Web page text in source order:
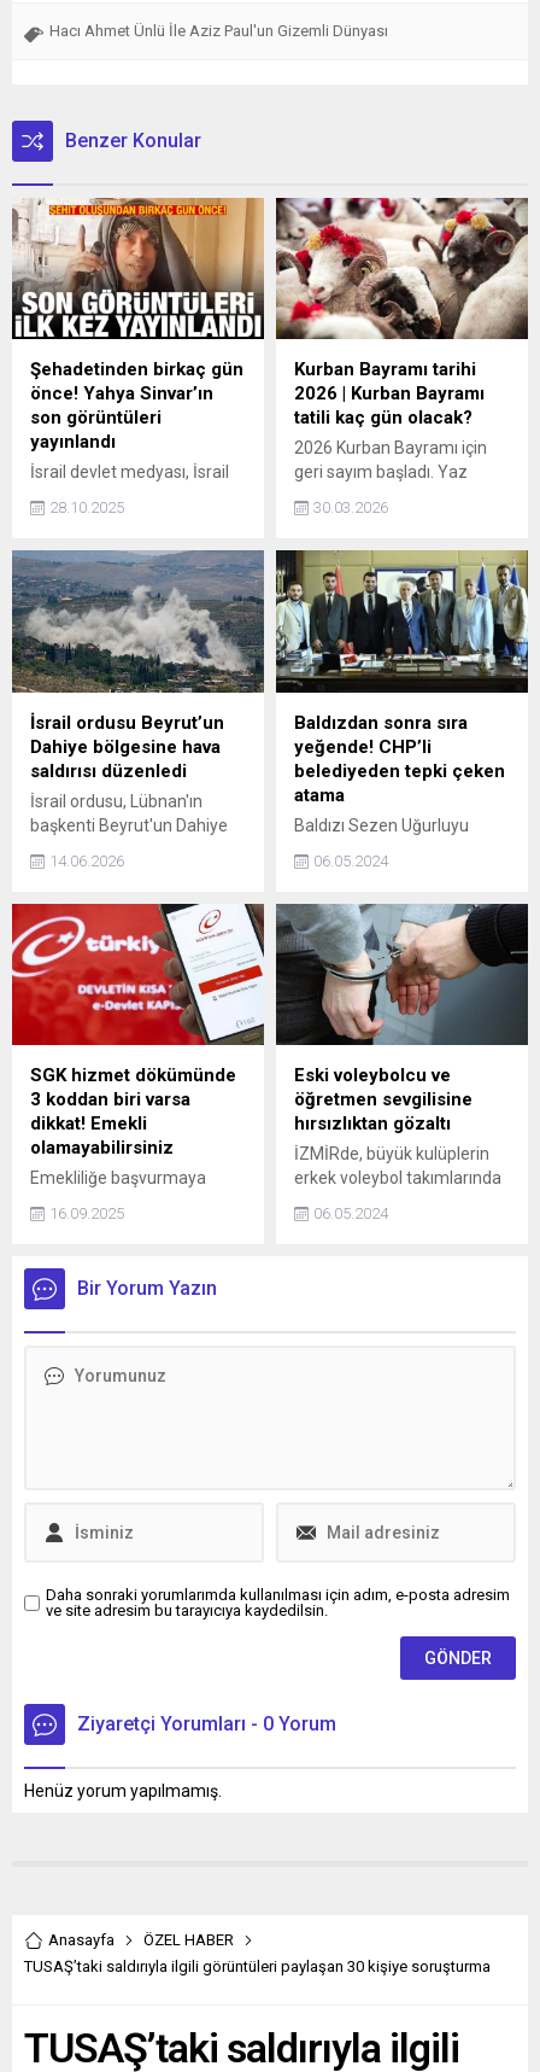
Hacı Ahmet Ünlü İle Aziz Paul'un Gizemli Dünyası
Benzer Konular
Şehadetinden birkaç gün
önce! Yahya Sinvar’ın
son görüntüleri
yayınlandı
İsrail devlet medyası, İsrail
kahramanca vefat eden
şehadetinden birkaç gün
önce çekilen görüntülerini
yayınlandı.
28.10.2025
Kurban Bayramı tarihi
2026 | Kurban Bayramı
tatili kaç gün olacak?
2026 Kurban Bayramı için
geri sayım başladı. Yaz
bayram dönemi, tatil planları
şimdiden gündemde yerini
aldı. Peki, Kurban Bayramı
ne zaman, hangi tarihlere
denk geliyor? Kurban
Bayramı tatili kaç gün
olacak?
30.03.2026
İsrail ordusu Beyrut’un
Dahiye bölgesine hava
saldırısı düzenledi
İsrail ordusu, Lübnan'ın
başkenti Beyrut'un Dahiye
gerçekleştirdi.
14.06.2026
Baldızdan sonra sıra
yeğende! CHP’li
belediyeden tepki çeken
atama
Baldızı Sezen Uğurluyu
CHPli Bursa Büyükşehir
Bozbey, şimdi ise yeğeni
Furkan Bozbey’i belediyenin
iştiraki bir şirkete yönetici
yaptı.
06.05.2024
SGK hizmet dökümünde
3 koddan biri varsa
dikkat! Emekli
olamayabilirsiniz
Emekliliğe başvurmaya
hizmet dökümlerinde yer
özel önem göstermesi
gerekiyor. Sosyal Güvenlik
işlemlerinde kaydın geçersiz
16.09.2025
Eski voleybolcu ve
öğretmen sevgilisine
hırsızlıktan gözaltı
İZMİRde, büyük kulüplerin
erkek voleybol takımlarında
öğrenilen Ç.Ö. (38) ile
06.05.2024
Bir Yorum Yazın
Daha sonraki yorumlarımda kullanılması için adım, e-posta adresim
ve site adresim bu tarayıcıya kaydedilsin.
Ziyaretçi Yorumları - 0 Yorum
Henüz yorum yapılmamış.
Anasayfa
ÖZEL HABER
TUSAŞ’taki saldırıyla ilgili görüntüleri paylaşan 30 kişiye soruşturma
TUSAŞ’taki saldırıyla ilgili